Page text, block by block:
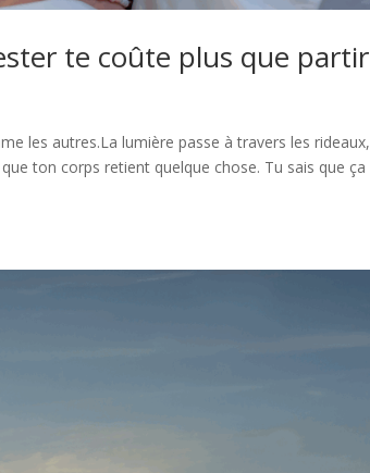
te coûte plus que partir
les autres.La lumière passe à travers les rideaux,
ton corps retient quelque chose. Tu sais que ça